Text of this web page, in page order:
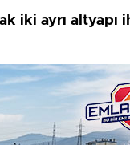
iki ayrı